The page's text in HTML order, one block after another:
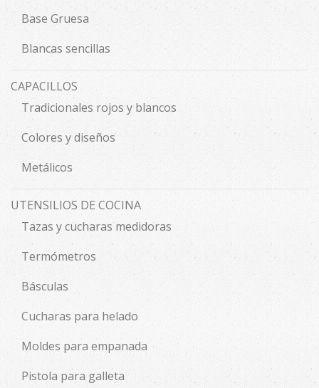
Base Gruesa
Blancas sencillas
CAPACILLOS
Tradicionales rojos y blancos
Colores y diseños
Metálicos
UTENSILIOS DE COCINA
Tazas y cucharas medidoras
Termómetros
Básculas
Cucharas para helado
Moldes para empanada
Pistola para galleta